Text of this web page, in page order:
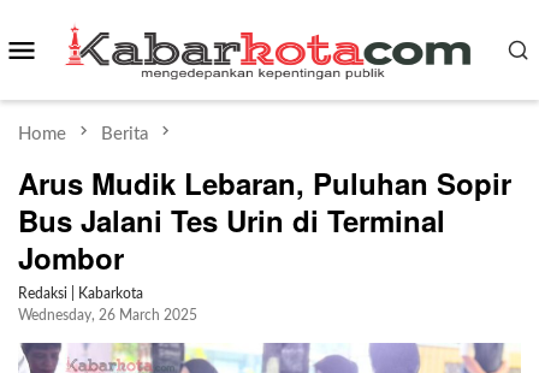
to
Mobile
Home Berita
Arus Mudik Lebaran, Puluhan Sopir
Bus Jalani Tes Urin di Terminal
Jombor
Redaksi | Kabarkota
Wednesday, 26 March 2025